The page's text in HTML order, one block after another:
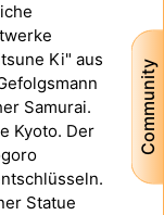
Community
Ki" aus
Samurai.
Kyoto. Der
Statue